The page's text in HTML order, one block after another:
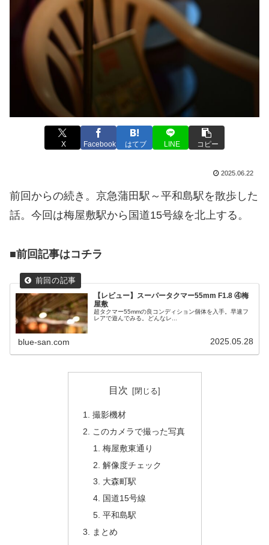
X Facebook はてブ LINE コピー
2025.06.22
前回からの続き。京急蒲田駅～平和島駅を散歩した
話。今回は梅屋敷駅から国道15号線を北上する。
■前回記事はコチラ
【レビュー】スーパータクマー55mm F1.8 ④梅
屋敷
超タクマー55mmの良コンディション個体を入手。早速フ
レアで遊んでみる。どんなレ...
blue-san.com 2025.05.28
目次
撮影機材
このカメラで撮った写真
梅屋敷東通り
解像度チェック
大森町駅
国道15号線
平和島駅
まとめ